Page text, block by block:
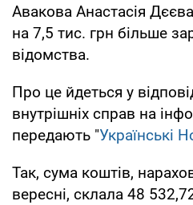
Авакова Анастасія
на 7,5 тис. грн більше
відомства.
Про це йдеться у
внутрішніх справ на
передають "Українські
Так, сума коштів,
вересні, склала 48